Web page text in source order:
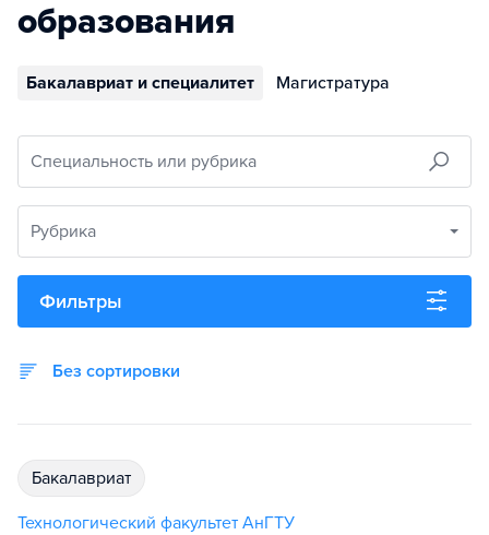
образования
Бакалавриат и специалитет Магистратура
Специальность или рубрика
Рубрика
Фильтры
Без сортировки
бакалавриат
Технологический факультет АнГТУ